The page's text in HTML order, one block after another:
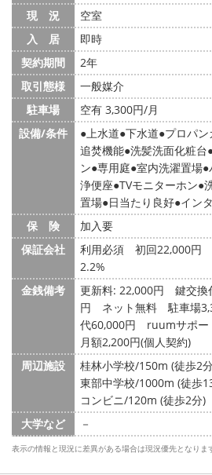
現 況
空室
入 居
即時
契約期間
2年
取引態様
一般媒介
駐車場
空有 3,300円/月
設備/条件
上水道 下水道 プロパン
追焚機能 洗髪洗面化粧台
ン 専用庭 室内洗濯置場
浄便座 TVモニターホン
置場 日当たり良好 イン
保 険
加入要
保証会社
利用必須 初回22,000円
2.2%
金銭備考
更新料: 22,000円 鍵交換
円
ネット無料 駐車場
代60,000円 ruumサポー
月額2,200円(個人契約)
周辺施設
桂林小学校/150m (徒歩2
東部中学校/1000m (徒歩
コンビニ/120m (徒歩2分)
大学など
－
表示の情報と現況に差異がある場合は現況優先となりま